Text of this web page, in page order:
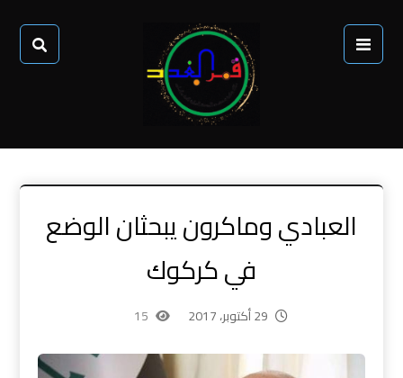
العبادي وماكرون يبحثان الوضع
في كركوك
29 أكتوبر، 2017 15